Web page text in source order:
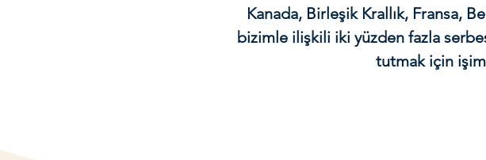
Kanada, Birleşik Krallık, Fransa,
bizimle ilişkili iki yüzden fazla
tutmak için